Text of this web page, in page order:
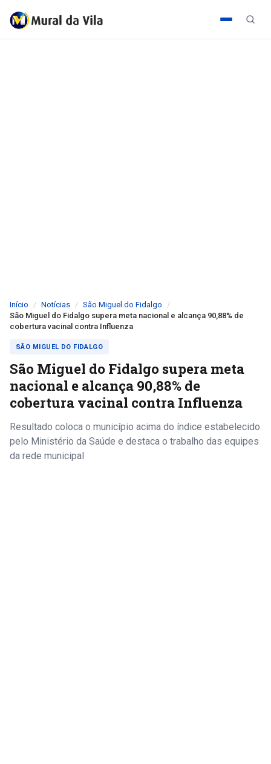
Início Notícias
São Miguel do Fidalgo
São Miguel do Fidalgo supera meta nacional e alcança 90,88% de
cobertura vacinal contra Influenza
SÃO MIGUEL DO FIDALGO
São Miguel do Fidalgo supera meta
nacional e alcança 90,88% de
cobertura vacinal contra Influenza
Resultado coloca o município acima do índice estabelecido
pelo Ministério da Saúde e destaca o trabalho das equipes
da rede municipal